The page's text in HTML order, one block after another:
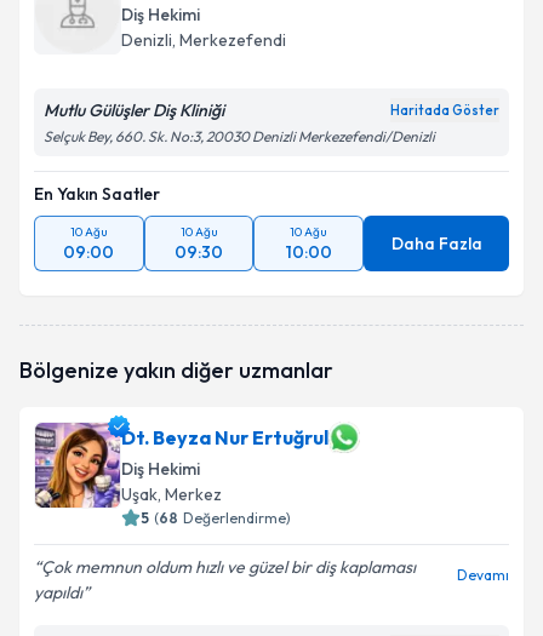
Diş Hekimi
Denizli, Merkezefendi
Mutlu Gülüşler Diş Kliniği Haritada Göster
Selçuk Bey, 660. Sk. No:3, 20030 Denizli Merkezefendi/Denizli
En Yakın Saatler
10 Ağu
09:00
10 Ağu
09:30
10 Ağu
10:00 Daha Fazla
Bölgenize yakın diğer uzmanlar
Dt. Beyza Nur Ertuğrul
Diş Hekimi
Uşak, Merkez
5 (68 Değerlendirme)
Çok memnun oldum hızlı ve güzel bir diş kaplaması
yapıldı
Devamı